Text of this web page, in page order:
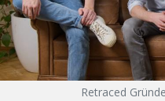
Retraced